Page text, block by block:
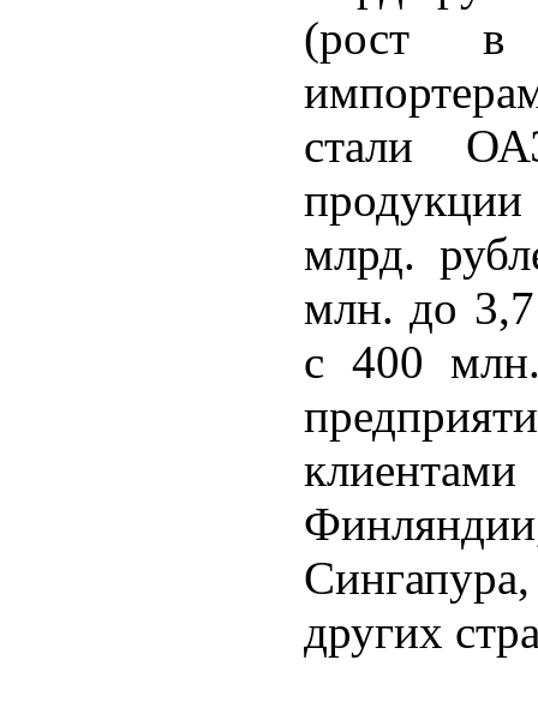
(рост в
стали
млрд.
млн. до
с 400
других